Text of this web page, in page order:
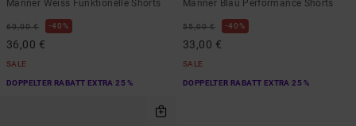
Männer Weiss Funktionelle Shorts
60,00 € 40%
36,00 €
SALE
DOPPELTER RABATT EXTRA 25 %
Männer Blau Performance Shorts
55,00 € 40%
33,00 €
SALE
DOPPELTER RABATT EXTRA 25 %